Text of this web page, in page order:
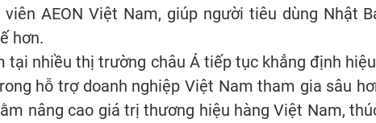
AEON Việt Nam, giúp người tiêu dùng Nhật
hơn.
nhiều thị trường châu Á tiếp tục khẳng định
hỗ trợ doanh nghiệp Việt Nam tham gia sâu
nâng cao giá trị thương hiệu hàng Việt Nam,